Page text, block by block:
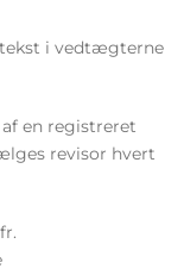
i vedtægterne
en registreret
revisor hvert